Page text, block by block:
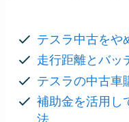
テスラ中古をや
走行距離とバッ
テスラの中古車
補助金を活用し